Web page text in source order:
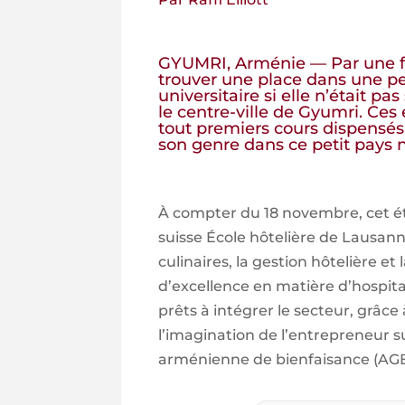
GYUMRI, Arménie — Par
trouver une place dans une
universitaire si elle n’était
le centre-ville de Gyumri. Ces
tout premiers cours
son genre dans ce petit pays
À compter du 18 novembre, cet
suisse École hôtelière de
culinaires, la gestion hôtelière et
d’excellence en matière
prêts à intégrer le secteur,
l’imagination de l’entrepreneur
arménienne de bienfaisance